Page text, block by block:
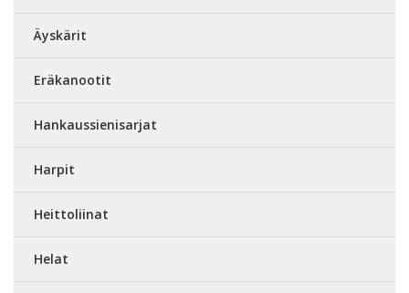
Äyskärit
Eräkanootit
Hankaussienisarjat
Harpit
Heittoliinat
Helat